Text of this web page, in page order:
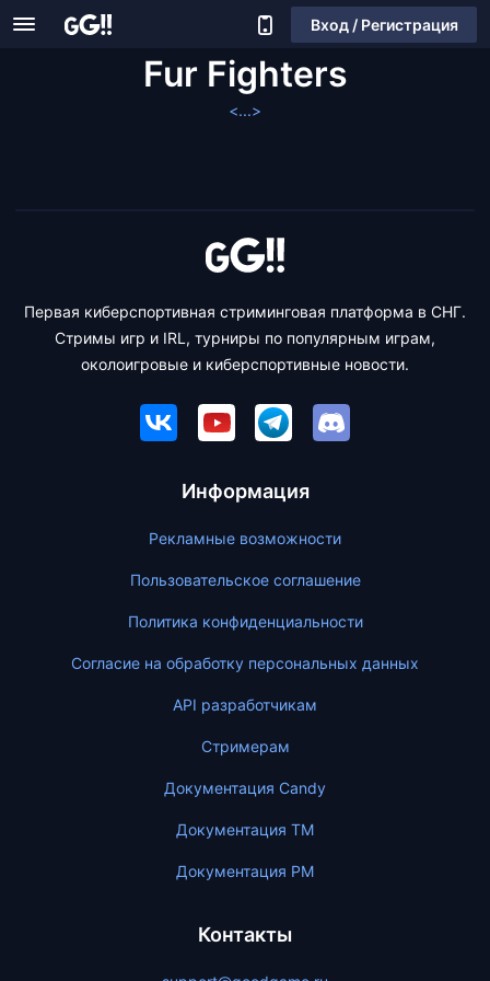
Вход / Регистрация
Fur Fighters
<...>
Первая киберспортивная стриминговая платформа в СНГ.
Стримы игр и IRL, турниры по популярным играм,
околоигровые и киберспортивные новости.
Информация
Рекламные возможности
Пользовательское соглашение
Политика конфиденциальности
Согласие на обработку персональных данных
API разработчикам
Стримерам
Документация Candy
Документация ТМ
Документация PM
Контакты